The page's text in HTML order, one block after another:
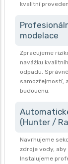
kvalitní
modelace
Zpracujeme
navážku
odpadu.
samozřejmostí,
budoucnu.
(Hunter /
Navrhujeme
zdroje vody,
Instalujeme